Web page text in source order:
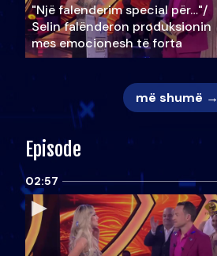
"Një falenderim special për…"/
Selin falënderon produksionin
mes emocionesh të forta
më shumë →
Episode
02:57